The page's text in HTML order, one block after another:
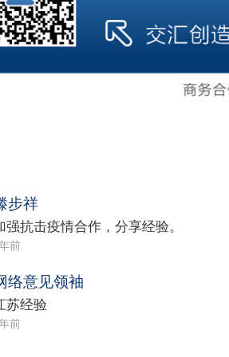
步祥
强抗击疫情合作，分享经验。
前
络意见领袖
苏经验
前